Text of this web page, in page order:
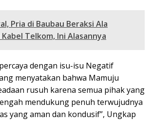
Pria di Baubau Beraksi Ala
Telkom, Ini Alasannya
dengan isu-isu Negatif
menyatakan bahwa Mamuju
rusuh karena semua pihak yang
mendukung penuh terwujudnya
yang aman dan kondusif”, Ungkap